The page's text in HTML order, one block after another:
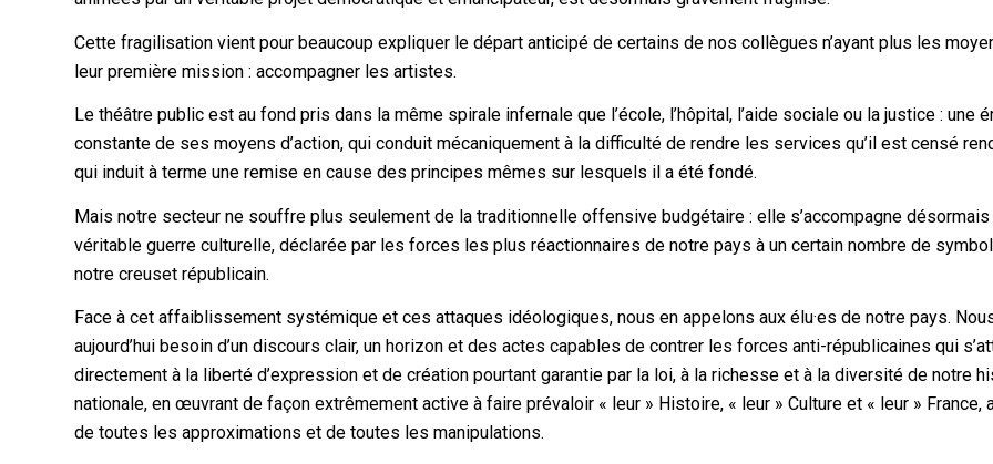
Cette fragilisation vient pour beaucoup expliquer le départ anticipé de certains de nos collègues n’ayant plus les
leur première mission : accompagner les artistes.
Le théâtre public est au fond pris dans la même spirale infernale que l’école, l’hôpital, l’aide sociale ou la justice : une
constante de ses moyens d’action, qui conduit mécaniquement à la difficulté de rendre les services qu’il est censé
qui induit à terme une remise en cause des principes mêmes sur lesquels il a été fondé.
Mais notre secteur ne souffre plus seulement de la traditionnelle offensive budgétaire : elle s’accompagne désormais
véritable guerre culturelle, déclarée par les forces les plus réactionnaires de notre pays à un certain nombre de
notre creuset républicain.
Face à cet affaiblissement systémique et ces attaques idéologiques, nous en appelons aux élu·es de notre pays.
aujourd’hui besoin d’un discours clair, un horizon et des actes capables de contrer les forces anti-républicaines qui
directement à la liberté d’expression et de création pourtant garantie par la loi, à la richesse et à la diversité de notre
nationale, en œuvrant de façon extrêmement active à faire prévaloir « leur » Histoire, « leur » Culture et « leur » France,
de toutes les approximations et de toutes les manipulations.